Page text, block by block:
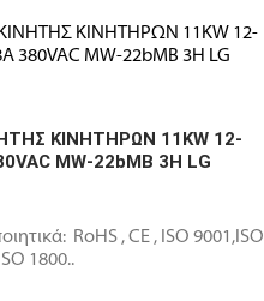
ΚΙΝΗΤΗΡΩΝ 11KW 12-
MW-22bMB 3H LG
RoHS , CE , ISO 9001,ISO
1800..